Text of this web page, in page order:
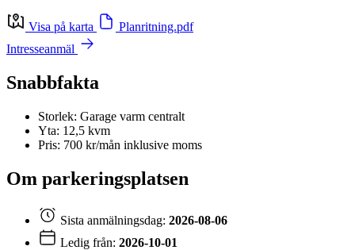
Visa på karta
Planritning.pdf
Intresseanmäl
Snabbfakta
Storlek: Garage varm centralt
Yta: 12,5 kvm
Pris: 700 kr/mån inklusive moms
Om parkeringsplatsen
Sista anmälningsdag: 2026-08-06
Ledig från: 2026-10-01